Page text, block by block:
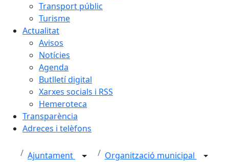
Transport públic
Turisme
Actualitat
Avisos
Notícies
Agenda
Butlletí digital
Xarxes socials i RSS
Hemeroteca
Transparència
Adreces i telèfons
Ajuntament
Organització municipal